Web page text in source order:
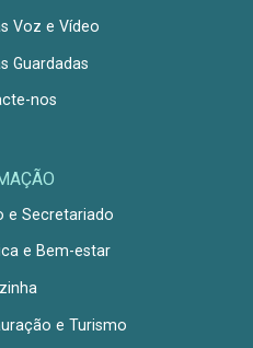
Voz e Vídeo
Guardadas
nos
e Secretariado
e Bem-estar
e Turismo